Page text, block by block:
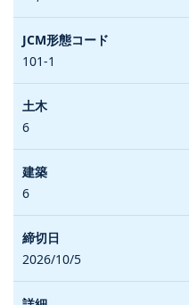
101-1
6
6
2026/10/5